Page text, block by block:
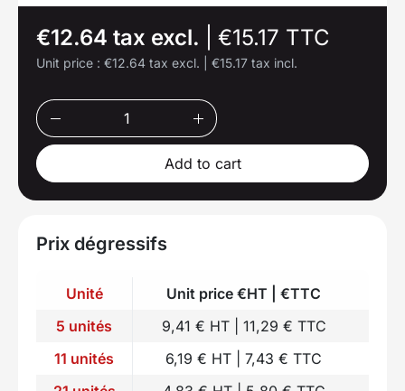
€12.64 tax excl. €15.17 TTC
Unit price : €12.64 tax excl. €15.17 tax incl.
Add to cart
Prix dégressifs
Unité
Unit price €HT | €TTC
5 unités
9,41 € HT | 11,29 € TTC
11 unités
6,19 € HT | 7,43 € TTC